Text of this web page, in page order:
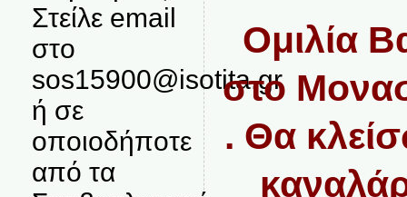
Στείλε email
στο
sos15900@isotita.gr
ή σε
οποιοδήποτε
από τα
Ομιλία
στο
. Θα